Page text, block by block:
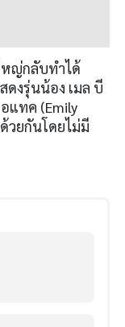
หญ่กลับทำได้
ดงรุ่นน้อง เมล บี
อแทค (Emily
วยกันโดยไม่มี